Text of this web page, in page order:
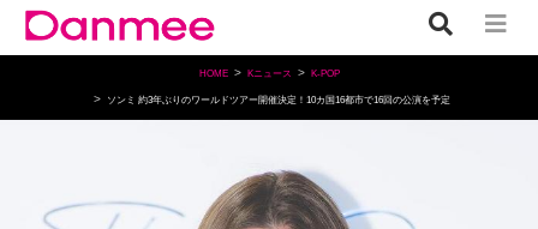
HOME Kニュース K-POP
ソンミ 約3年ぶりのワールドツアー開催決定！10カ国16都市で16回の公演を予定